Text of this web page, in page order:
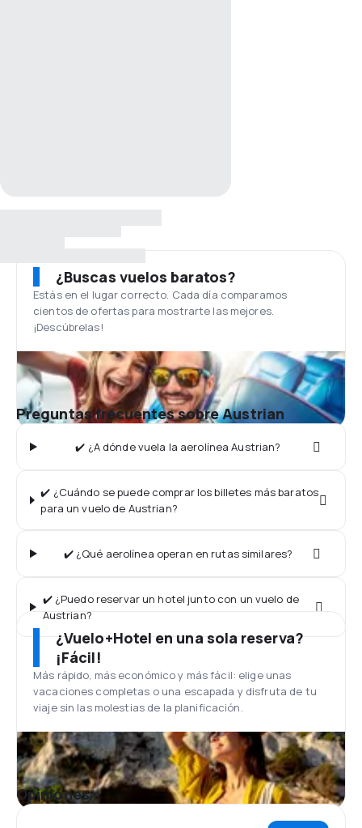
¿Buscas vuelos baratos?
Estás en el lugar correcto. Cada día comparamos
cientos de ofertas para mostrarte las mejores.
¡Descúbrelas!
Preguntas frecuentes sobre Austrian
✔️ ¿A dónde vuela la aerolínea Austrian?
✔️ ¿Cuándo se puede comprar los billetes más baratos
para un vuelo de Austrian?
✔️ ¿Qué aerolínea operan en rutas similares?
✔️ ¿Puedo reservar un hotel junto con un vuelo de
Austrian?
¿Vuelo+Hotel en una sola reserva?
¡Fácil!
Más rápido, más económico y más fácil: elige unas
vacaciones completas o una escapada y disfruta de tu
viaje sin las molestias de la planificación.
Opiniones